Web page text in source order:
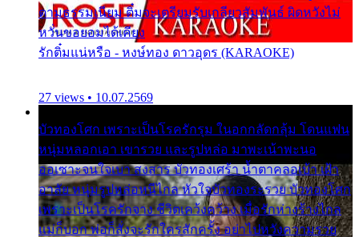
ตามธรรมเนียม ติ๋มจะเตรียมรับเกลียวสัมพันธ์ ผิดหวังไม่
หวั่นขอยอมได้เคียง
รักติ๋มแน่หรือ - หงษ์ทอง ดาวอุดร (KARAOKE)
27 views • 10.07.2569
บัวทองโศก เพราะเป็นโรครักรุม ในอกกลัดกลุ้ม โดนแฟน
หนุ่มหลอกเอา เขารวย และรูปหล่อ มาพะเน้าพะนอ
ออเซาะจนใจเบา สงสาร บัวทองเศร้า น้ำตาคลอเบ้า เฝ้า
อาลัย หนุ่มรูปหล่อหนีไกล หัวใจบัวทองระรวย บัวทองโศก
เพราะเป็นโรครักจาง ชีวิตเคว้งคว้าง เมื่อรักห่างร้างไกล
แม่ก็บอก พ่อก็สั่งจะรักใครสักครั้ง อย่าไปหวังความรวย